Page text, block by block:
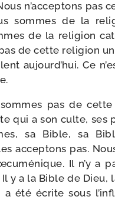
n’acceptons pas
sommes de la
de la reli­gion
de cette reli­gion
aujourd’hui. Ce
pas de
qui a son culte, ses
sa Bible, sa
accep­tons pas.
Il n’y a
y a la Bible de Dieu,
a été écrite sous